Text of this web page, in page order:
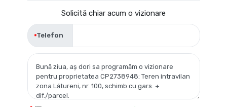
Solicită chiar acum o vizionare
Telefon